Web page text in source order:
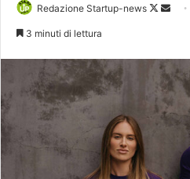
Redazione Startup-news
Follow
Invia
3 minuti di lettura